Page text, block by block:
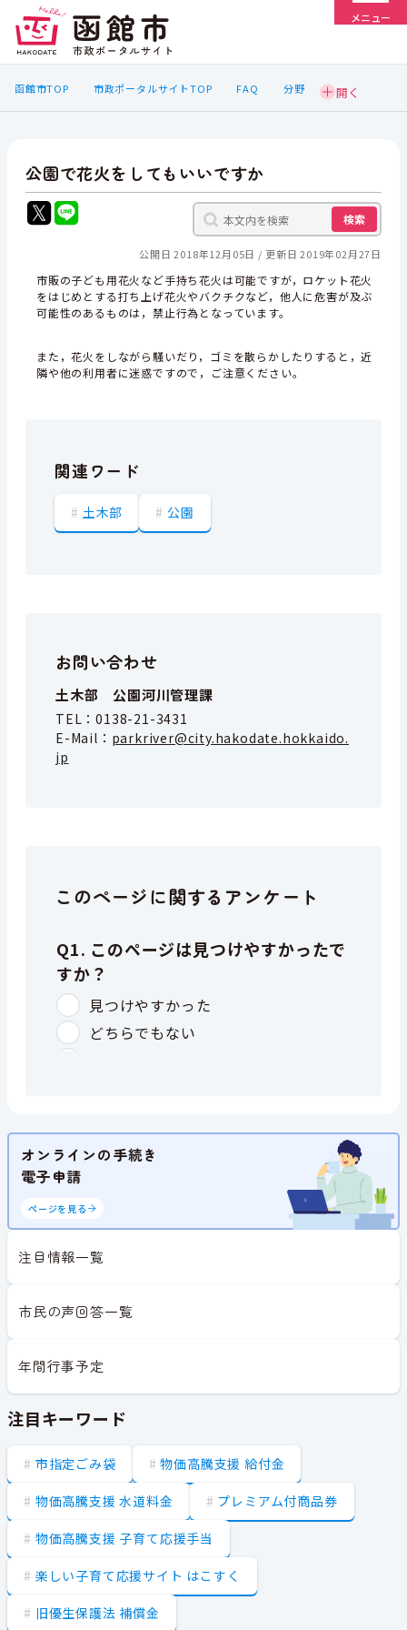
メニュー
函館市TOP 市政ポータルサイトTOP FAQ 分野
公園で花火をしてもいいですか
検索
公開日 2018年12月05日 更新日 2019年02月27日
市販の子ども用花火など手持ち花火は可能ですが，ロケット花火
をはじめとする打ち上げ花火やバクチクなど，他人に危害が及ぶ
可能性のあるものは，禁止行為となっています。
また，花火をしながら騒いだり，ゴミを散らかしたりすると，近
隣や他の利用者に迷惑ですので，ご注意ください。
関連ワード
土木部 公園
お問い合わせ
土木部 公園河川管理課
TEL：0138-21-3431
E-Mail： parkriver@city.hakodate.hokkaido.
jp
このページに関するアンケート
オンラインの手続き
電子申請
ページを見る
注目情報一覧
市民の声回答一覧
年間行事予定
注目キーワード
市指定ごみ袋 物価高騰支援 給付金
物価高騰支援 水道料金 プレミアム付商品券
物価高騰支援 子育て応援手当
楽しい子育て応援サイト はこすく
旧優生保護法 補償金